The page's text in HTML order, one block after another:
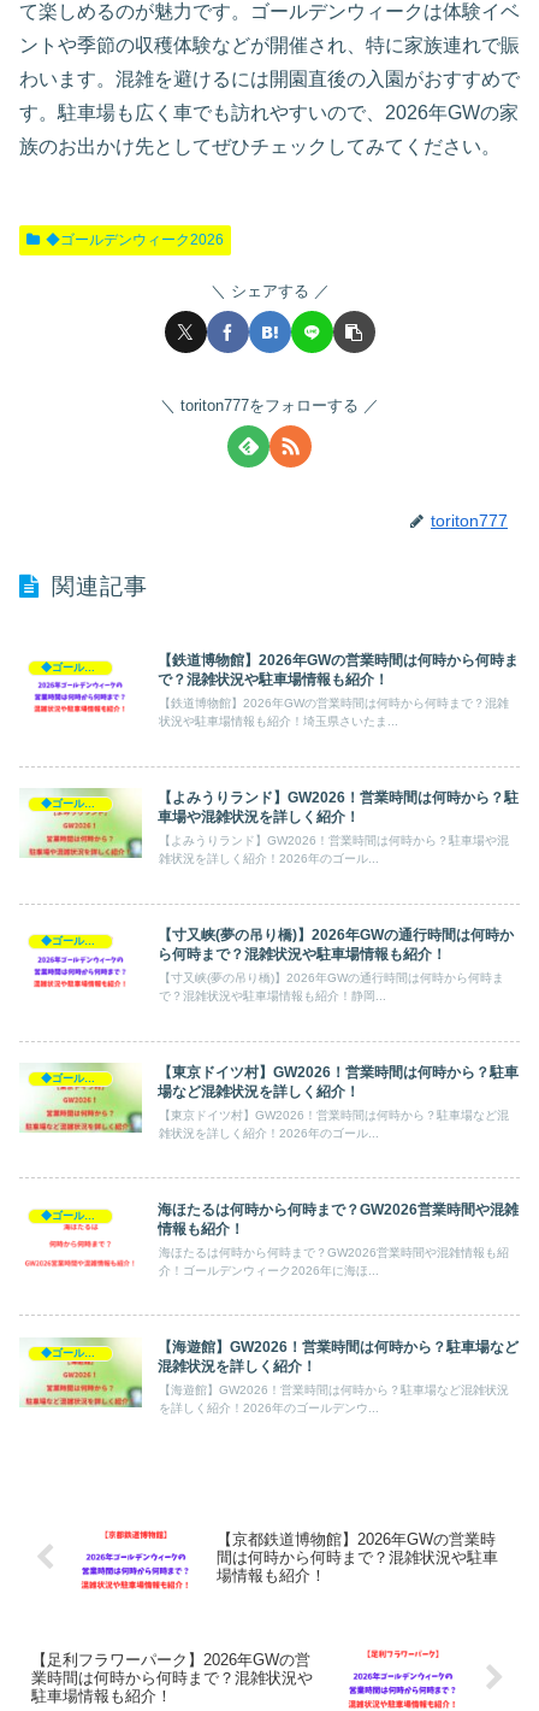
て楽しめるのが魅力です。ゴールデンウィークは体験イベ
ントや季節の収穫体験などが開催され、特に家族連れで賑
わいます。混雑を避けるには開園直後の入園がおすすめで
す。駐車場も広く車でも訪れやすいので、2026年GWの家
族のお出かけ先としてぜひチェックしてみてください。
◆ゴールデンウィーク2026
シェアする
toriton777をフォローする
toriton777
関連記事
◆ゴールデンウィーク2026
【鉄道博物館】2026年GWの営業時間は何時から何時ま
で？混雑状況や駐車場情報も紹介！
【鉄道博物館】2026年GWの営業時間は何時から何時まで？混雑
状況や駐車場情報も紹介！埼玉県さいたま...
◆ゴールデンウィーク2026
【よみうりランド】GW2026！営業時間は何時から？駐
車場や混雑状況を詳しく紹介！
【よみうりランド】GW2026！営業時間は何時から？駐車場や混
雑状況を詳しく紹介！2026年のゴール...
◆ゴールデンウィーク2026
【寸又峡(夢の吊り橋)】2026年GWの通行時間は何時か
ら何時まで？混雑状況や駐車場情報も紹介！
【寸又峡(夢の吊り橋)】2026年GWの通行時間は何時から何時ま
で？混雑状況や駐車場情報も紹介！静岡...
◆ゴールデンウィーク2026
【東京ドイツ村】GW2026！営業時間は何時から？駐車
場など混雑状況を詳しく紹介！
【東京ドイツ村】GW2026！営業時間は何時から？駐車場など混
雑状況を詳しく紹介！2026年のゴール...
◆ゴールデンウィーク2026
海ほたるは何時から何時まで？GW2026営業時間や混雑
情報も紹介！
海ほたるは何時から何時まで？GW2026営業時間や混雑情報も紹
介！ゴールデンウィーク2026年に海ほ...
◆ゴールデンウィーク2026
【海遊館】GW2026！営業時間は何時から？駐車場など
混雑状況を詳しく紹介！
【海遊館】GW2026！営業時間は何時から？駐車場など混雑状況
を詳しく紹介！2026年のゴールデンウ...
【京都鉄道博物館】2026年GWの営業時
間は何時から何時まで？混雑状況や駐車
場情報も紹介！
【足利フラワーパーク】2026年GWの営
業時間は何時から何時まで？混雑状況や
駐車場情報も紹介！